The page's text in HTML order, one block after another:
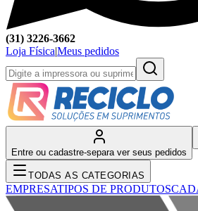
(31) 3226-3662
Loja Física|Meus pedidos
Entre ou cadastre-separa ver seus pedidos
TODAS AS CATEGORIAS
EMPRESATIPOS DE PRODUTOS